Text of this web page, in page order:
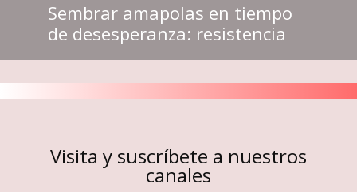
Sembrar amapolas en tiempo
de desesperanza: resistencia
La caza del tigre. Guerrero bajo
fuego
Danza de los tecuanes de
Tlalixtaquilla, Guerrero
Visita y suscríbete a nuestros
canales